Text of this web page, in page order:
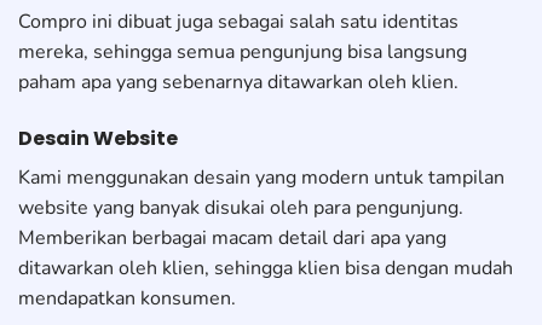
Compro ini dibuat juga sebagai salah satu identitas
mereka, sehingga semua pengunjung bisa langsung
paham apa yang sebenarnya ditawarkan oleh klien.
Desain Website
Kami menggunakan desain yang modern untuk tampilan
website yang banyak disukai oleh para pengunjung.
Memberikan berbagai macam detail dari apa yang
ditawarkan oleh klien, sehingga klien bisa dengan mudah
mendapatkan konsumen.